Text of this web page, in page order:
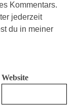
Kommentars.
jederzeit
du in meiner
Website